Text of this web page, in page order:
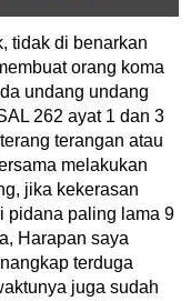
tidak di benarkan
orang koma
undang undang
262 ayat 1 dan 3
terangan atau
melakukan
jika kekerasan
pidana paling lama 9
Harapan saya
terduga
juga sudah